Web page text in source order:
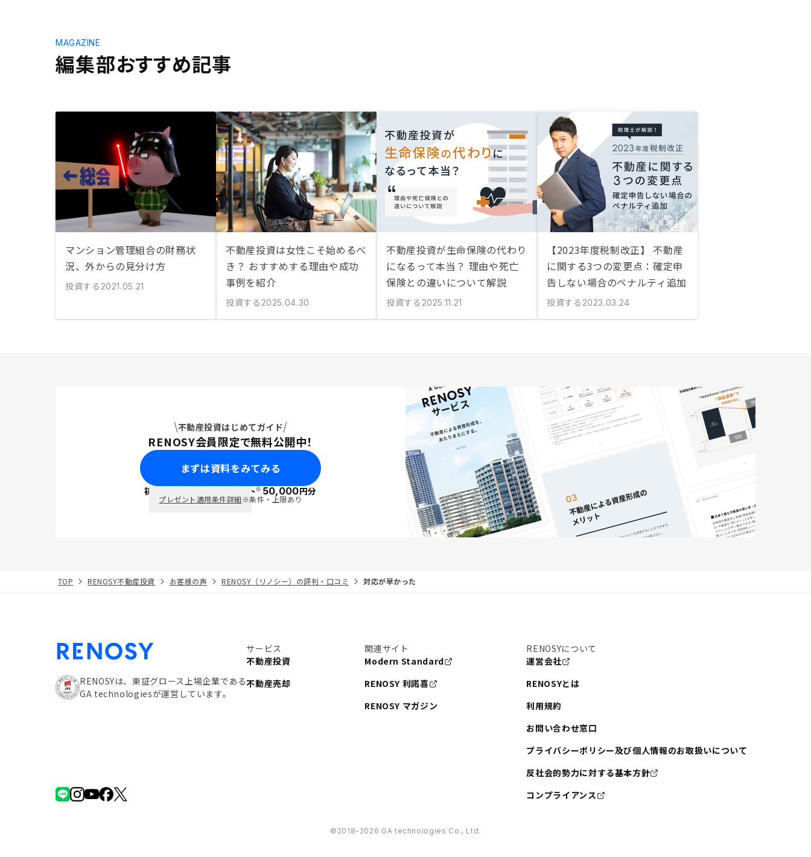
編集部おすすめ記事
MAGAZINE
マンション管理組合の財務状
況、外からの見分け方
投資する 2021.05.21
不動産投資は女性こそ始めるべ
き？ おすすめする理由や成功
事例を紹介
投資する 2025.04.30
不動産投資が生命保険の代わり
になるって本当？ 理由や死亡
保険との違いについて解説
投資する 2025.11.21
【2023年度税制改正】 不動産
に関する3つの変更点：確定申
告しない場合のペナルティ追加
投資する 2023.03.24
不動産投資はじめてガイド
RENOSY会員限定で無料公開中！
まずは資料をみてみる
初回面談で ポイント※50,000円分
プレゼント適用条件詳細※条件・上限あり
TOP RENOSY不動産投資 お客様の声 RENOSY（リノシー）の評判・口コミ 対応が早かった
RENOSYは、東証グロース上場企業である
GA technologiesが運営しています。
サービス
不動産投資
不動産売却
関連サイト
Modern Standard
RENOSY 利諾喜
RENOSY マガジン
RENOSYについて
運営会社
RENOSYとは
利用規約
お問い合わせ窓口
プライバシーポリシー及び個人情報のお取扱いについて
反社会的勢力に対する基本方針
コンプライアンス
©︎2018-2026 GA technologies Co., Ltd.